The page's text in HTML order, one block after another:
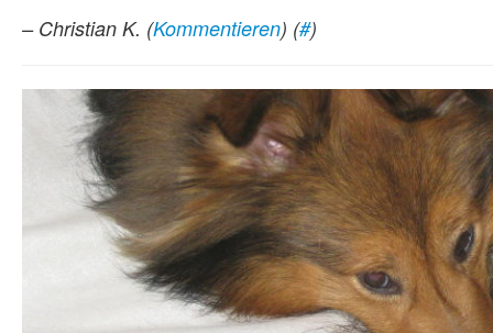
– Christian K. (Kommentieren) (#)